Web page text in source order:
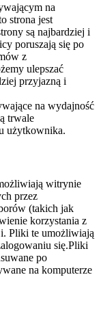
na
strona jest
są najbardziej i
poruszają się po
z
ulepszać
przyjazną i
na wydajność
trwale
użytkownika.
witrynie
przez
(takich jak
korzystania z
Pliki te umożliwiają
się.Pliki
po
na komputerze